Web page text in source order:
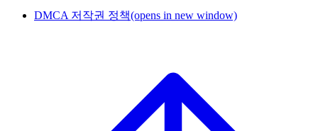
DMCA 저작권 정책(opens in new window)